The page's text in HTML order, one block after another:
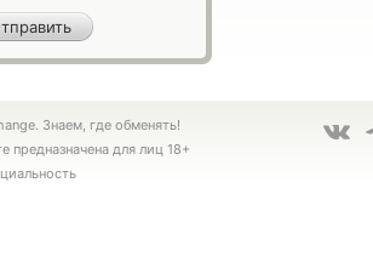
Знаем, где обменять!
предназначена для лиц 18+